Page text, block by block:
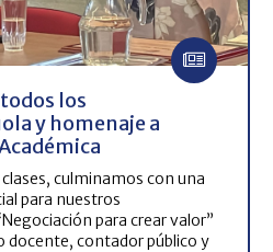
los
y homenaje a
culminamos con una
para nuestros
para crear valor”
docente, contador público y